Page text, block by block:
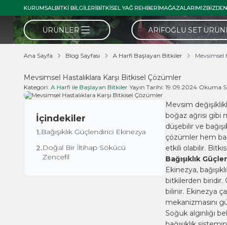
KURUMSALBITKI BILGILERIBITKISEL YAĞ REHBERIMAĞAZALARIMIZ
ÜRÜNLER ARIFOĞLU SET
Ana Sayfa Blog Sayfası A Harfi Başlayan Bitkiler Mevsimsel
Mevsimsel Hastalıklara Karşı Bitkisel Çözümler
Kategori: A Harfi ile Başlayan Bitkiler•Yayın Tarihi: 19.09.2024• Okuma
İçindekiler
1.Bağışıklık Güçlendirici Ekinezya
2.Doğal Bir İltihap Sökücü
Zencefil
Mevsim
boğaz ağrısı gibi
düşebilir ve
çözümler hem
etkili olabilir.
Bağışıklık
Ekinezya,
bitkilerden biridir.
bilinir. Ekinezya
mekanizmasını
Soğuk algınlığı